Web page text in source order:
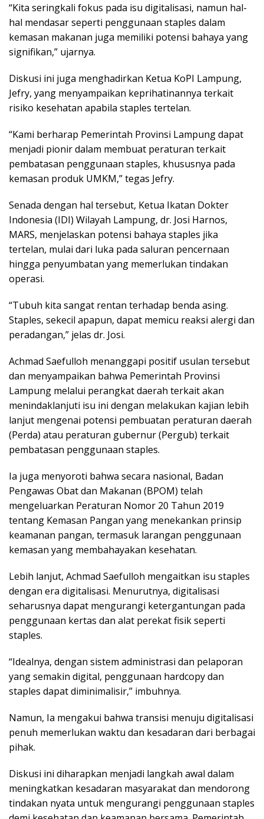
“Kita seringkali fokus pada isu digitalisasi, namun hal-
hal mendasar seperti penggunaan staples dalam
kemasan makanan juga memiliki potensi bahaya yang
signifikan,” ujarnya.
Diskusi ini juga menghadirkan Ketua KoPI Lampung,
Jefry, yang menyampaikan keprihatinannya terkait
risiko kesehatan apabila staples tertelan.
“Kami berharap Pemerintah Provinsi Lampung dapat
menjadi pionir dalam membuat peraturan terkait
pembatasan penggunaan staples, khususnya pada
kemasan produk UMKM,” tegas Jefry.
Senada dengan hal tersebut, Ketua Ikatan Dokter
Indonesia (IDI) Wilayah Lampung, dr. Josi Harnos,
MARS, menjelaskan potensi bahaya staples jika
tertelan, mulai dari luka pada saluran pencernaan
hingga penyumbatan yang memerlukan tindakan
operasi.
“Tubuh kita sangat rentan terhadap benda asing.
Staples, sekecil apapun, dapat memicu reaksi alergi dan
peradangan,” jelas dr. Josi.
Achmad Saefulloh menanggapi positif usulan tersebut
dan menyampaikan bahwa Pemerintah Provinsi
Lampung melalui perangkat daerah terkait akan
menindaklanjuti isu ini dengan melakukan kajian lebih
lanjut mengenai potensi pembuatan peraturan daerah
(Perda) atau peraturan gubernur (Pergub) terkait
pembatasan penggunaan staples.
Ia juga menyoroti bahwa secara nasional, Badan
Pengawas Obat dan Makanan (BPOM) telah
mengeluarkan Peraturan Nomor 20 Tahun 2019
tentang Kemasan Pangan yang menekankan prinsip
keamanan pangan, termasuk larangan penggunaan
kemasan yang membahayakan kesehatan.
Lebih lanjut, Achmad Saefulloh mengaitkan isu staples
dengan era digitalisasi. Menurutnya, digitalisasi
seharusnya dapat mengurangi ketergantungan pada
penggunaan kertas dan alat perekat fisik seperti
staples.
“Idealnya, dengan sistem administrasi dan pelaporan
yang semakin digital, penggunaan hardcopy dan
staples dapat diminimalisir,” imbuhnya.
Namun, Ia mengakui bahwa transisi menuju digitalisasi
penuh memerlukan waktu dan kesadaran dari berbagai
pihak.
Diskusi ini diharapkan menjadi langkah awal dalam
meningkatkan kesadaran masyarakat dan mendorong
tindakan nyata untuk mengurangi penggunaan staples